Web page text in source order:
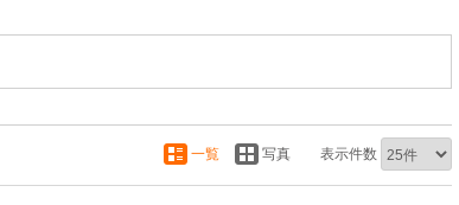
一覧 写真 表示件数